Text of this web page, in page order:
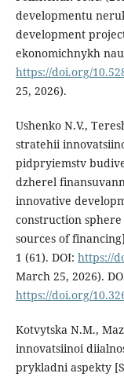
developmentu
development
ekonomichnykh
https://doi.org/
25, 2026).
Ushenko N.V.,
stratehii
pidpryiemstv
dzherel
innovative
construction
sources of
1 (61). DOI: https://
March 25, 2026).
https://doi.org/
Kotvytska N.M.,
innovatsiinoi
prykladni aspekty